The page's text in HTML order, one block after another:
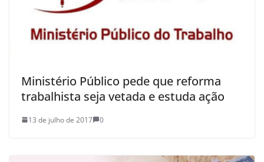
Ministério Público pede que reforma
trabalhista seja vetada e estuda ação
13 de julho de 2017 0